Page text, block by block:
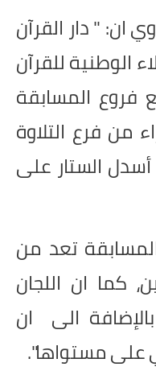
ان: " دار القرآن
الوطنية للقرآن
فروع المسابقة
المستويات العالية بينهم، حيث تأهل 10 قراء من فرع التلاوة
بينما أسدل الستار على
تعد من
كما ان اللجان
الى ان
على مستواها".